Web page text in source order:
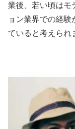
業後、若い頃はモ
ョン業界での経
ていると考えられ